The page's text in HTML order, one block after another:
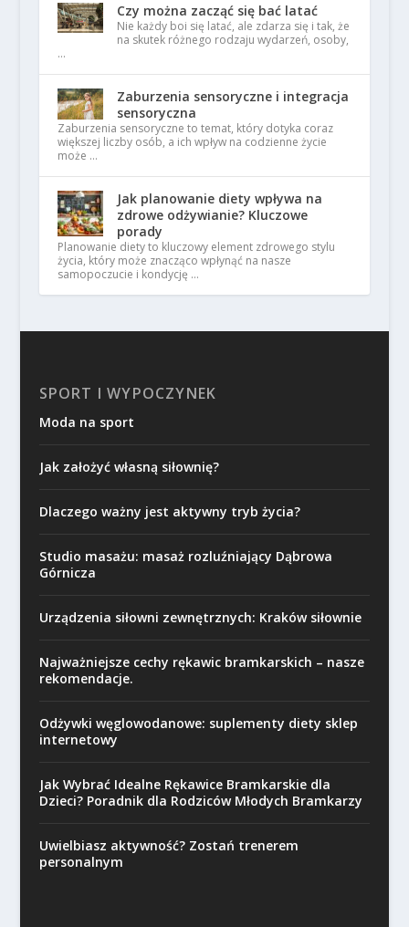
Czy można zacząć się bać latać
Nie każdy boi się latać, ale zdarza się i tak, że
na skutek różnego rodzaju wydarzeń, osoby,
…
Zaburzenia sensoryczne i integracja
sensoryczna
Zaburzenia sensoryczne to temat, który dotyka coraz
większej liczby osób, a ich wpływ na codzienne życie
może …
Jak planowanie diety wpływa na
zdrowe odżywianie? Kluczowe
porady
Planowanie diety to kluczowy element zdrowego stylu
życia, który może znacząco wpłynąć na nasze
samopoczucie i kondycję …
SPORT I WYPOCZYNEK
Moda na sport
Jak założyć własną siłownię?
Dlaczego ważny jest aktywny tryb życia?
Studio masażu: masaż rozluźniający Dąbrowa
Górnicza
Urządzenia siłowni zewnętrznych: Kraków siłownie
Najważniejsze cechy rękawic bramkarskich – nasze
rekomendacje.
Odżywki węglowodanowe: suplementy diety sklep
internetowy
Jak Wybrać Idealne Rękawice Bramkarskie dla
Dzieci? Poradnik dla Rodziców Młodych Bramkarzy
Uwielbiasz aktywność? Zostań trenerem
personalnym